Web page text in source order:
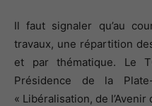
Il faut signaler qu’au
travaux, une répartition
et par thématique. Le
Présidence de la
« Libéralisation, de